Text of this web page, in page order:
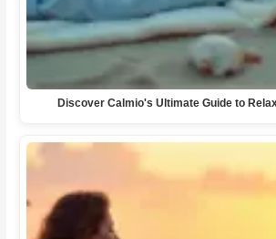
Discover Calmio's Ultimate Guide to